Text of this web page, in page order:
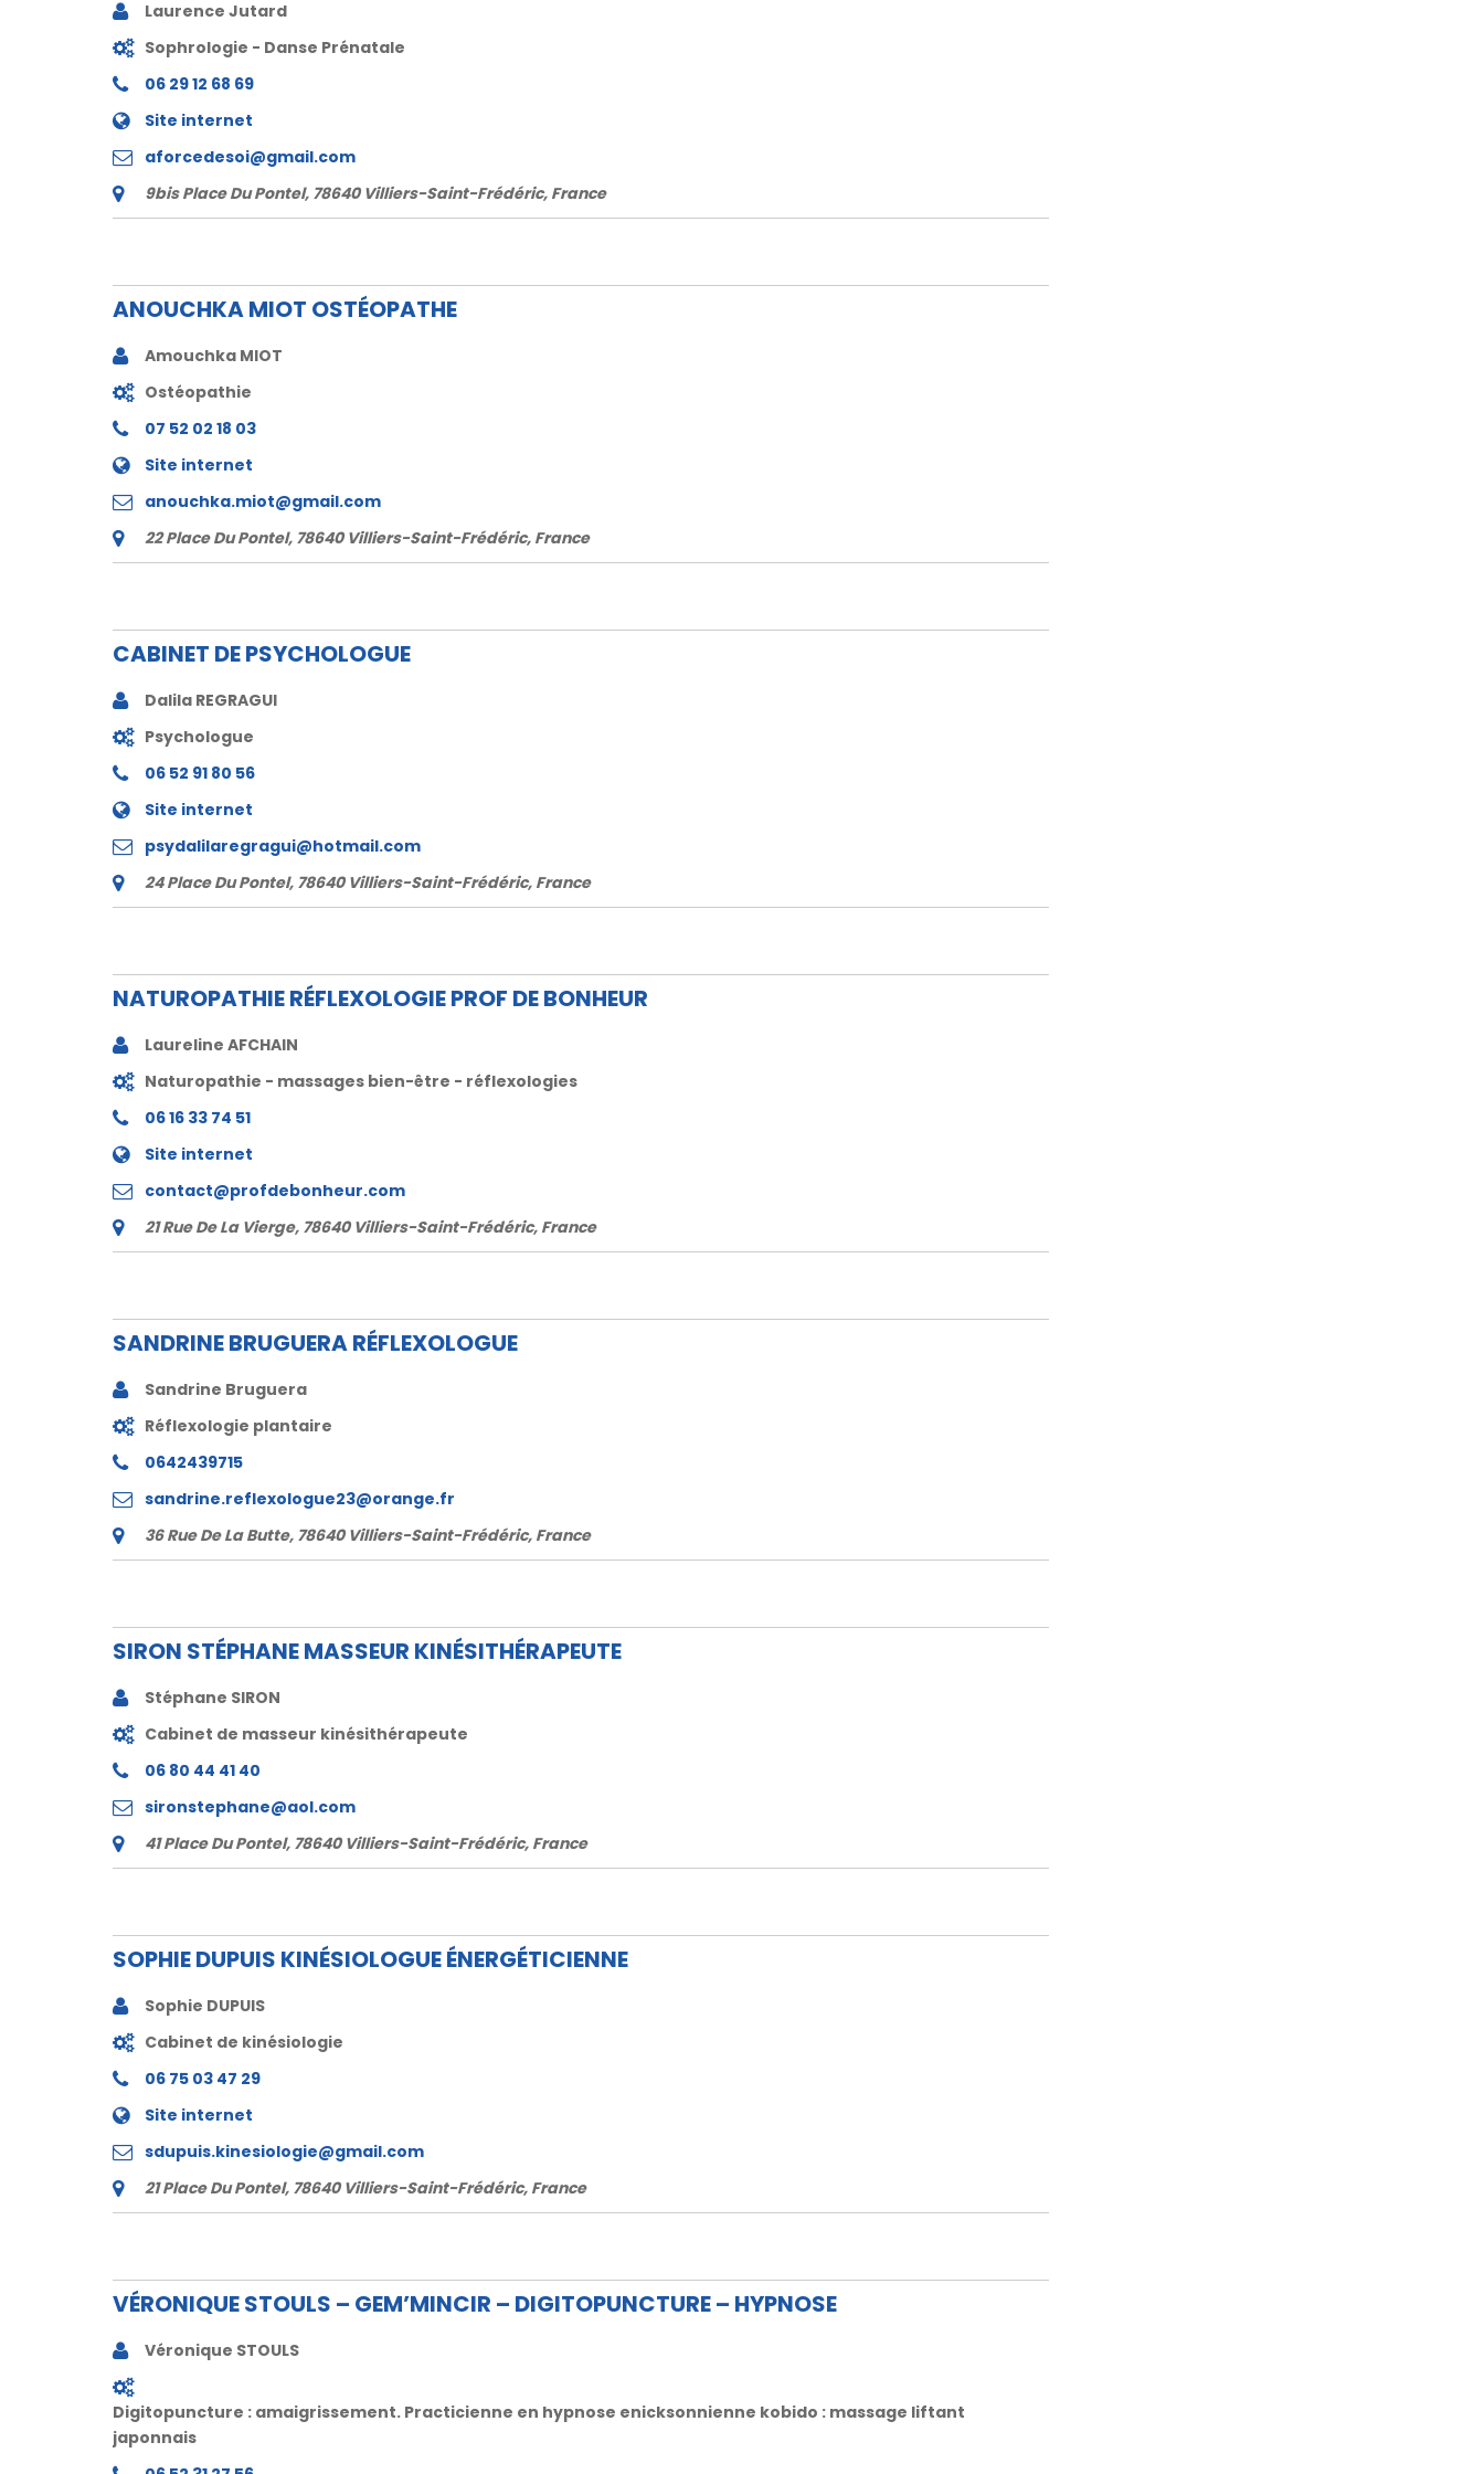
Laurence Jutard
Sophrologie - Danse Prénatale
06 29 12 68 69
Site internet
aforcedesoi@gmail.com
9bis Place Du Pontel, 78640 Villiers-Saint-Frédéric, France
ANOUCHKA MIOT OSTÉOPATHE
Amouchka MIOT
Ostéopathie
07 52 02 18 03
Site internet
anouchka.miot@gmail.com
22 Place Du Pontel, 78640 Villiers-Saint-Frédéric, France
CABINET DE PSYCHOLOGUE
Dalila REGRAGUI
Psychologue
06 52 91 80 56
Site internet
psydalilaregragui@hotmail.com
24 Place Du Pontel, 78640 Villiers-Saint-Frédéric, France
NATUROPATHIE RÉFLEXOLOGIE PROF DE BONHEUR
Laureline AFCHAIN
Naturopathie - massages bien-être - réflexologies
06 16 33 74 51
Site internet
contact@profdebonheur.com
21 Rue De La Vierge, 78640 Villiers-Saint-Frédéric, France
SANDRINE BRUGUERA RÉFLEXOLOGUE
Sandrine Bruguera
Réflexologie plantaire
0642439715
sandrine.reflexologue23@orange.fr
36 Rue De La Butte, 78640 Villiers-Saint-Frédéric, France
SIRON STÉPHANE MASSEUR KINÉSITHÉRAPEUTE
Stéphane SIRON
Cabinet de masseur kinésithérapeute
06 80 44 41 40
sironstephane@aol.com
41 Place Du Pontel, 78640 Villiers-Saint-Frédéric, France
SOPHIE DUPUIS KINÉSIOLOGUE ÉNERGÉTICIENNE
Sophie DUPUIS
Cabinet de kinésiologie
06 75 03 47 29
Site internet
sdupuis.kinesiologie@gmail.com
21 Place Du Pontel, 78640 Villiers-Saint-Frédéric, France
VÉRONIQUE STOULS – GEM’MINCIR – DIGITOPUNCTURE – HYPNOSE
Véronique STOULS
Digitopuncture : amaigrissement. Practicienne en hypnose enicksonnienne kobido : massage liftant
japonnais